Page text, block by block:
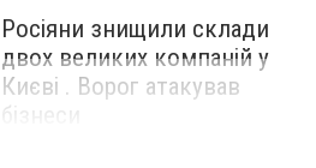
Росіяни знищили склади
двох великих компаній у
Києві . Ворог атакував
бізнеси